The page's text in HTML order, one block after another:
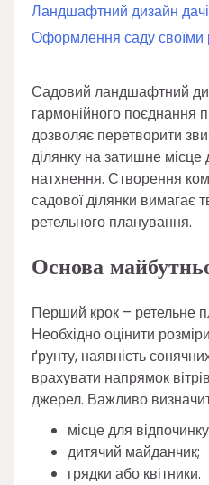
Ландшафтний дизайн
Оформлення саду своїми
Садовий ландшафтний
гармонійного поєднання
дозволяє перетворити
ділянку на затишне місце
натхнення. Створення
садової ділянки вимагає
ретельного планування.
Основа
Перший крок – ретельне
Необхідно оцінити
ґрунту, наявність
врахувати напрямок
джерел. Важливо
місце для
дитячий майданчик;
грядки або квітники.